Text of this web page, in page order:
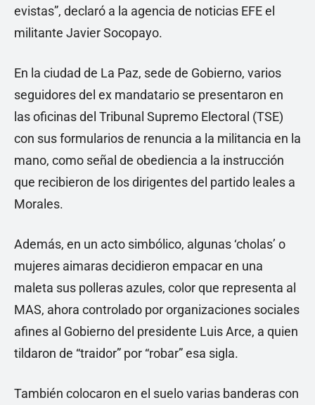
evistas”, declaró a la agencia de noticias EFE el
militante Javier Socopayo.
En la ciudad de La Paz, sede de Gobierno, varios
seguidores del ex mandatario se presentaron en
las oficinas del Tribunal Supremo Electoral (TSE)
con sus formularios de renuncia a la militancia en la
mano, como señal de obediencia a la instrucción
que recibieron de los dirigentes del partido leales a
Morales.
Además, en un acto simbólico, algunas ‘cholas’ o
mujeres aimaras decidieron empacar en una
maleta sus polleras azules, color que representa al
MAS, ahora controlado por organizaciones sociales
afines al Gobierno del presidente Luis Arce, a quien
tildaron de “traidor” por “robar” esa sigla.
También colocaron en el suelo varias banderas con